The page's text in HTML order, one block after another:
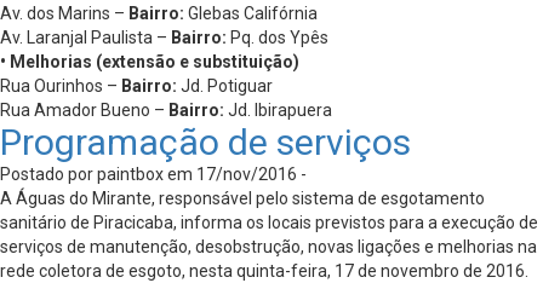
Av. dos Marins – Bairro: Glebas Califórnia
Av. Laranjal Paulista – Bairro: Pq. dos Ypês
• Melhorias (extensão e substituição)
Rua Ourinhos – Bairro: Jd. Potiguar
Rua Amador Bueno – Bairro: Jd. Ibirapuera
Programação de serviços
Postado por paintbox em 17/nov/2016 -
A Águas do Mirante, responsável pelo sistema de esgotamento
sanitário de Piracicaba, informa os locais previstos para a execução de
serviços de manutenção, desobstrução, novas ligações e melhorias na
rede coletora de esgoto, nesta quinta-feira, 17 de novembro de 2016.